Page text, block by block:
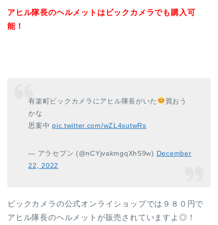
アヒル隊長のヘルメットはビックカメラでも購入可
能！
有楽町ビックカメラにアヒル隊長がいた
買おう
かな
思案中 pic.twitter.com/wZL4sutwRs
— アラセブン (@nCYjvakmgqXhS9w) December
22, 2022
ビックカメラの公式オンライショップでは９８０円で
アヒル隊長のヘルメットが販売されていますよ◎！